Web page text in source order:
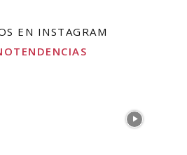
EN INSTAGRAM